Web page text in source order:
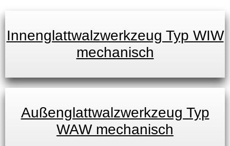
Innenglattwalzwerkzeug Typ WIW
mechanisch
Außenglattwalzwerkzeug Typ
WAW mechanisch